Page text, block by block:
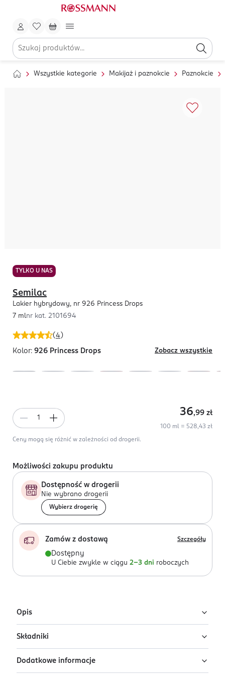
Wszystkie kategorie Makijaż i paznokcie Paznokcie
TYLKO U NAS
(4 )
Semilac
Lakier hybrydowy, nr 926 Princess Drops
7 mlnr kat. 2101694
Kolor: 926 Princess Drops Zobacz wszystkie
36,99 zł
100 ml = 528,43 zł
Ceny mogą się różnić w zależności od drogerii.
Możliwości zakupu produktu
Dostępność w drogerii
Nie wybrano drogerii
Wybierz drogerię
Zamów z dostawą Szczegóły
Dostępny
U Ciebie zwykle w ciągu 2-3 dni roboczych
Opis
Przezroczysty lakier hybrydowy Semilac Princess Drops
wzbogacony różnej wielkości drobinami i kropeczkami
w odcieniach złota i pastelowego różu.
Składniki
Ingredients: Ingredients: Bis-HPMA Poly(1,4-
Butanediol)-14/IPDI Copolymer, Hydroxypropyl
Dodatkowe informacje